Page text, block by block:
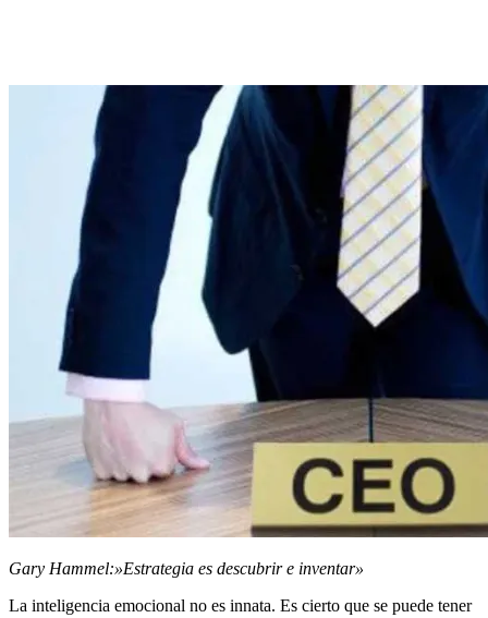
Gary Hammel:»Estrategia es descubrir e inventar»
La inteligencia emocional no es innata. Es cierto que se puede tener